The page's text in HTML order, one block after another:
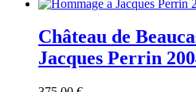
Château de
Jacques Perrin